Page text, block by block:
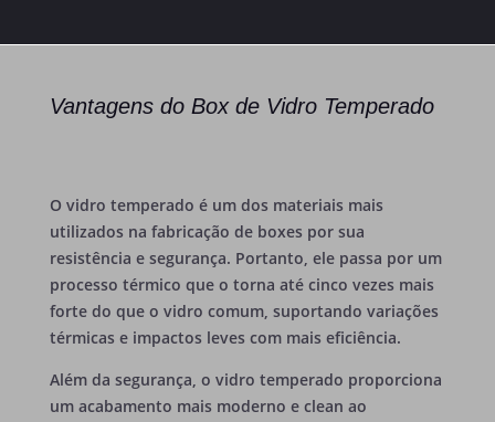
Vantagens do Box de Vidro Temperado
O vidro temperado é um dos materiais mais
utilizados na fabricação de boxes por sua
resistência e segurança. Portanto, ele passa por um
processo térmico que o torna até cinco vezes mais
forte do que o vidro comum, suportando variações
térmicas e impactos leves com mais eficiência.
Além da segurança, o vidro temperado proporciona
um acabamento mais moderno e clean ao